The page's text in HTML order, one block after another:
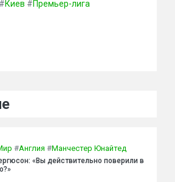
#Киев #Премьер-лига
#Англия #Манчестер Юнайтед
«Вы действительно поверили в